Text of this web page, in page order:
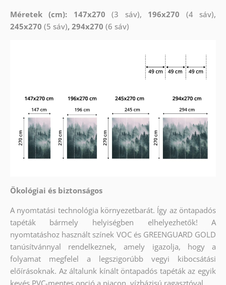
Méretek (cm): 147x270 (3 sáv), 196x270 (4 sáv),
245x270 (5 sáv), 294x270 (6 sáv)
Ökológiai és biztonságos
A nyomtatási technológia környezetbarát. Így az öntapadós
tapéták bármely helyiségben elhelyezhetők! A
nyomtatáshoz használt színek VOC és GREENGUARD GOLD
tanúsítvánnyal rendelkeznek, amely igazolja, hogy a
folyamat megfelel a legszigorúbb vegyi kibocsátási
előírásoknak. Az általunk kínált öntapadós tapéták az egyik